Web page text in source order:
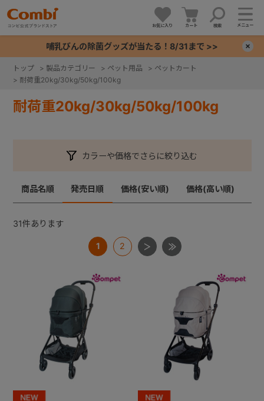
お気に入り カート 検索 メニュー
哺乳びんの除菌グッズが当たる！8/31まで >>
トップ > 製品カテゴリー > ペット用品 > ペットカート
> 耐荷重20kg/30kg/50kg/100kg
耐荷重20kg/30kg/50kg/100kg
カラーや価格でさらに絞り込む
商品名順 発売日順 価格(安い順) 価格(高い順)
31件あります
1 2